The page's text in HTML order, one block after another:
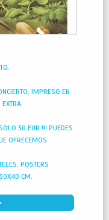
IMPRESO EN
30 EUR !!! PUEDES
OFRECEMOS.
POSTERS
CM,